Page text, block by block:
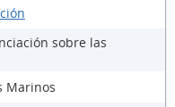
sobre las
Marinos